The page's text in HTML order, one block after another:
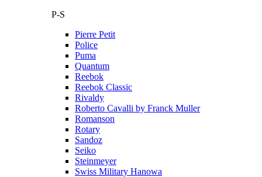
P-S
Pierre Petit
Police
Puma
Quantum
Reebok
Reebok Classic
Rivaldy
Roberto Cavalli by Franck Muller
Romanson
Rotary
Sandoz
Seiko
Steinmeyer
Swiss Military Hanowa